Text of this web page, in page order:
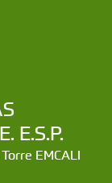
E.S.P.
EMCALI